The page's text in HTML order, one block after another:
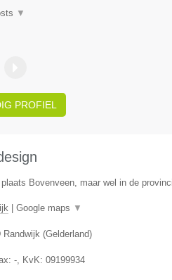
▼
PROFIEL
Bovenveen, maar wel in de
| Google maps ▼
Randwijk(Gelderland)
-, KvK: 09199934